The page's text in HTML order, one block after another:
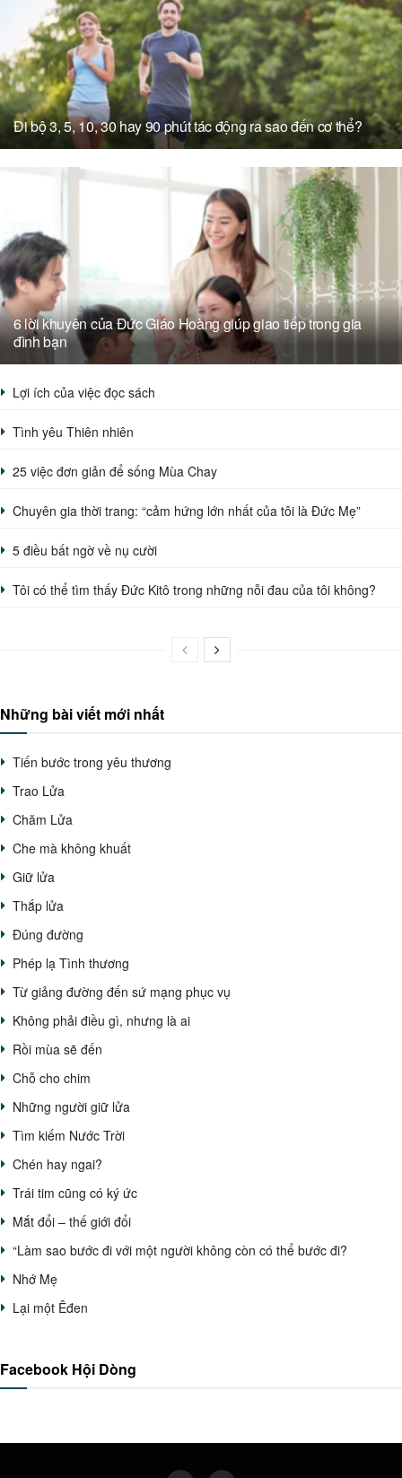
Đi bộ 3, 5, 10, 30 hay 90 phút tác động ra sao đến cơ thể?
6 lời khuyên của Đức Giáo Hoàng giúp giao tiếp trong gia
đình bạn
Lợi ích của việc đọc sách
Tình yêu Thiên nhiên
25 việc đơn giản để sống Mùa Chay
Chuyên gia thời trang: “cảm hứng lớn nhất của tôi là Đức Mẹ”
5 điều bất ngờ về nụ cười
Tôi có thể tìm thấy Đức Kitô trong những nỗi đau của tôi không?
Những bài viết mới nhất
Tiến bước trong yêu thương
Trao Lửa
Chăm Lửa
Che mà không khuất
Giữ lửa
Thắp lửa
Đúng đường
Phép lạ Tình thương
Từ giảng đường đến sứ mạng phục vụ
Không phải điều gì, nhưng là ai
Rồi mùa sẽ đến
Chỗ cho chim
Những người giữ lửa
Tìm kiếm Nước Trời
Chén hay ngai?
Trái tim cũng có ký ức
Mắt đổi – thế giới đổi
“Làm sao bước đi với một người không còn có thể bước đi?
Nhớ Mẹ
Lại một Êđen
Facebook Hội Dòng